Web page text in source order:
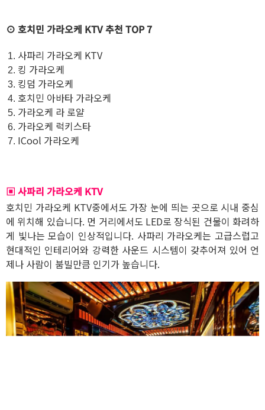
⊙ 호치민 가라오케 KTV 추천 TOP 7
사파리 가라오케 KTV
킹 가라오케
킹덤 가라오케
호치민 아바타 가라오케
가라오케 라 로얄
가라오케 럭키스타
ICool 가라오케
▣ 사파리 가라오케 KTV
호치민 가라오케 KTV중에서도 가장 눈에 띄는 곳으로 시내 중심
에 위치해 있습니다. 먼 거리에서도 LED로 장식된 건물이 화려하
게 빛나는 모습이 인상적입니다. 사파리 가라오케는 고급스럽고
현대적인 인테리어와 강력한 사운드 시스템이 갖추어져 있어 언
제나 사람이 붐빌만큼 인기가 높습니다.